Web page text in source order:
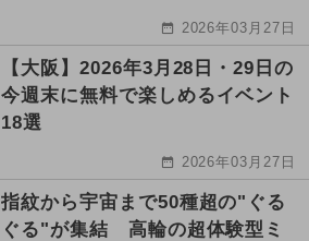
2026年03月27日
【大阪】2026年3月28日・29日の
今週末に無料で楽しめるイベント
18選
2026年03月27日
指紋から宇宙まで50種超の"ぐる
ぐる"が集結 高輪の超体験型ミ